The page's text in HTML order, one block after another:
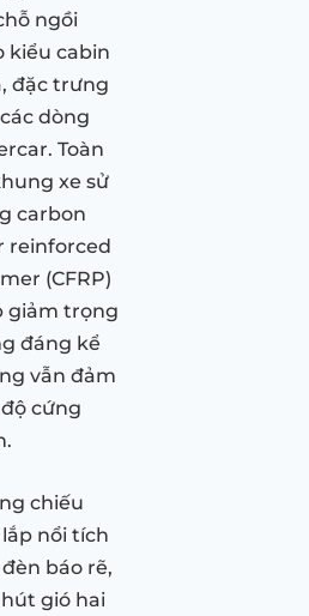
ngồi
kiểu cabin
đặc trưng
dòng
Toàn
xe sử
carbon
reinforced
(CFRP)
giảm trọng
đáng kể
vẫn đảm
cứng
chiếu
nổi tích
báo rẽ,
gió hai